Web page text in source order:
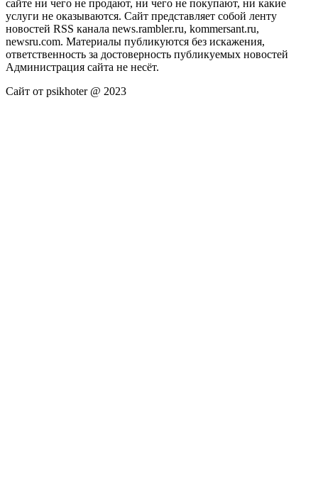
сайте ни чего не продают, ни чего не покупают, ни какие
услуги не оказываются. Сайт представляет собой ленту
новостей RSS канала news.rambler.ru, kommersant.ru,
newsru.com. Материалы публикуются без искажения,
ответственность за достоверность публикуемых новостей
Администрация сайта не несёт.
Сайт от psikhoter @ 2023